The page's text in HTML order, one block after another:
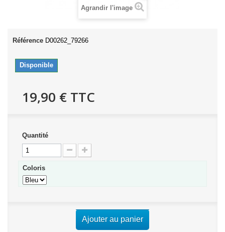
Agrandir l'image
Référence D00262_79266
Disponible
19,90 € TTC
Quantité
Coloris
Ajouter au panier